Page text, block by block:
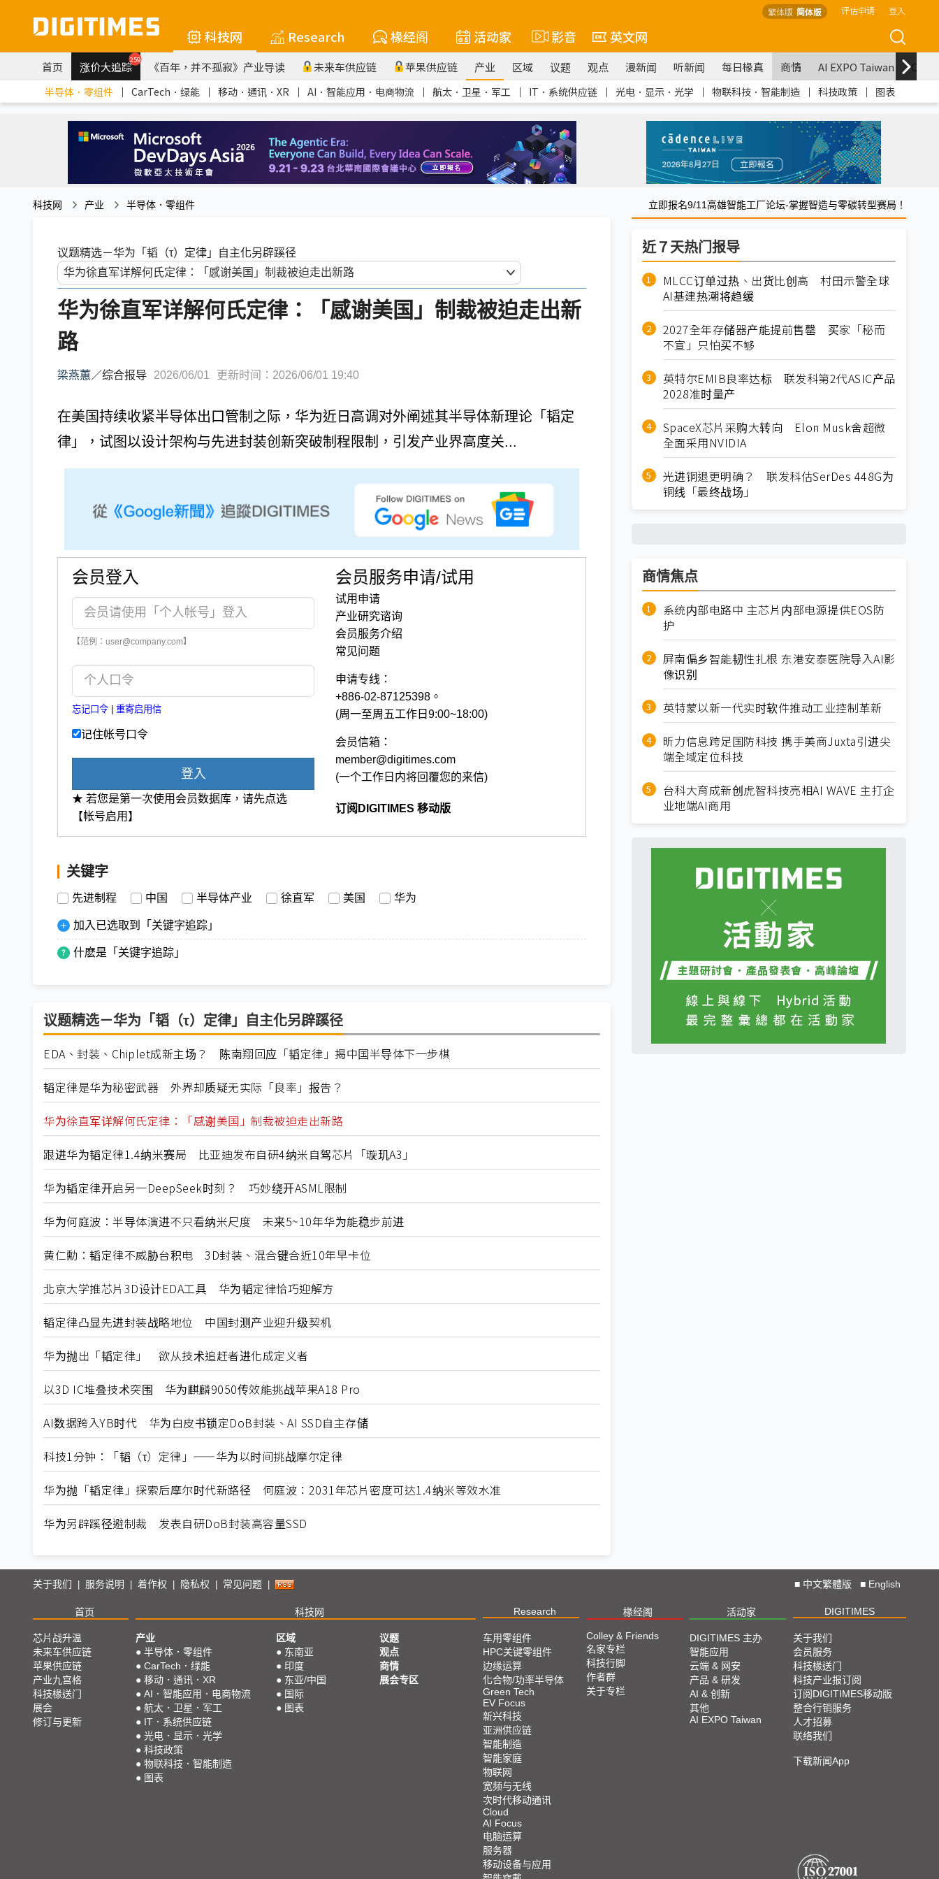
繁体版 简体版 评估申请 登入
科技网 Research 椽经阁 活动家 影音 英文网
首页 涨价大追踪259 《百年，并不孤寂》产业导读 未来车供应链 苹果供应链 产业 区域 议题 观点 漫新闻 听新闻 每日椽真 商情 AI EXPO Taiwan
半导体．零组件 ｜ CarTech．绿能 ｜ 移动．通讯．XR ｜ AI．智能应用．电商物流 ｜ 航太．卫星．军工 ｜ IT．系统供应链 ｜ 光电．显示．光学 ｜ 物联科技．智能制造 ｜ 科技政策 ｜ 图表
科技网 产业 半导体．零组件 立即报名9/11高雄智能工厂论坛-掌握智造与零碳转型赛局！
议题精选－华为「韬（τ）定律」自主化另辟蹊径
华为徐直军详解何氏定律：「感谢美国」制裁被迫走出新
路
梁燕蕙 ／综合报导 2026/06/01 更新时间：2026/06/01 19:40
在美国持续收紧半导体出口管制之际，华为近日高调对外阐述其半导体新理论「韬定
律」，试图以设计架构与先进封装创新突破制程限制，引发产业界高度关...
会员登入
【范例：user@company.com】
忘记口令 重寄启用信
记住帐号口令
登入
★ 若您是第一次使用会员数据库，请先点选
【帐号启用】
会员服务申请/试用
试用申请
产业研究谘询
会员服务介绍
常见问题
申请专线：
+886-02-87125398。
(周一至周五工作日9:00~18:00)
会员信箱：
member@digitimes.com
(一个工作日内将回覆您的来信)
订阅DIGITIMES 移动版
关键字
先进制程 中国 半导体产业 徐直军 美国 华为
加入已选取到「关键字追踪」
什麽是「关键字追踪」
议题精选－华为「韬（τ）定律」自主化另辟蹊径
EDA、封装、Chiplet成新主场？ 陈南翔回应「韬定律」揭中国半导体下一步棋
韬定律是华为秘密武器 外界却质疑无实际「良率」报告？
华为徐直军详解何氏定律：「感谢美国」制裁被迫走出新路
跟进华为韬定律1.4纳米赛局 比亚迪发布自研4纳米自驾芯片「璇玑A3」
华为韬定律开启另一DeepSeek时刻？ 巧妙绕开ASML限制
华为何庭波：半导体演进不只看纳米尺度 未来5~10年华为能稳步前进
黄仁勳：韬定律不威胁台积电 3D封装、混合键合近10年早卡位
北京大学推芯片3D设计EDA工具 华为韬定律恰巧迎解方
韬定律凸显先进封装战略地位 中国封测产业迎升级契机
华为抛出「韬定律」 欲从技术追赶者进化成定义者
以3D IC堆叠技术突围 华为麒麟9050传效能挑战苹果A18 Pro
AI数据跨入YB时代 华为白皮书锁定DoB封装、AI SSD自主存储
科技1分钟：「韬（τ）定律」——华为以时间挑战摩尔定律
华为抛「韬定律」探索后摩尔时代新路径 何庭波：2031年芯片密度可达1.4纳米等效水准
华为另辟蹊径避制裁 发表自研DoB封装高容量SSD
近７天热门报导
MLCC订单过热、出货比创高 村田示警全球
AI基建热潮将趋缓
2027全年存储器产能提前售罄 买家「秘而
不宣」只怕买不够
英特尔EMIB良率达标 联发科第2代ASIC产品
2028准时量产
SpaceX芯片采购大转向 Elon Musk舍超微
全面采用NVIDIA
光进铜退更明确？ 联发科估SerDes 448G为
铜线「最终战场」
商情焦点
系统内部电路中 主芯片内部电源提供EOS防
护
屏南偏乡智能韧性扎根 东港安泰医院导入AI影
像识别
英特蒙以新一代实时软件推动工业控制革新
昕力信息跨足国防科技 携手美商Juxta引进尖
端全域定位科技
台科大育成新创虎智科技亮相AI WAVE 主打企
业地端AI商用
关于我们 服务说明 着作权 隐私权 常见问题 ■ 中文繁體版 ■ English
首页 科技网 Research 椽经阁 活动家 DIGITIMES
芯片战升温
未来车供应链
苹果供应链
产业九宫格
科技椽送门
展会
修订与更新
产业
● 半导体．零组件
● CarTech．绿能
● 移动．通讯．XR
● AI．智能应用．电商物流
● 航太．卫星．军工
● IT．系统供应链
● 光电．显示．光学
● 科技政策
● 物联科技．智能制造
● 图表
区域
● 东南亚
● 印度
● 东亚/中国
● 国际
● 图表
议题
观点
商情
展会专区
车用零组件
HPC关键零组件
边缘运算
化合物/功率半导体
Green Tech
EV Focus
新兴科技
亚洲供应链
智能制造
智能家庭
物联网
宽频与无线
次时代移动通讯
Cloud
AI Focus
电脑运算
服务器
移动设备与应用
Colley & Friends
名家专栏
科技行脚
作者群
关于专栏
DIGITIMES 主办
智能应用
云端 & 网安
产品 & 研发
AI & 创新
其他
AI EXPO Taiwan
关于我们
会员服务
科技椽送门
科技产业报订阅
订阅DIGITIMES移动版
整合行销服务
人才招募
联络我们
下载新闻App